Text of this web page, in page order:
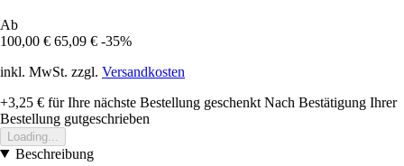
Ab
100,00 € 65,09 € -35%
inkl. MwSt. zzgl. Versandkosten
+3,25 € für Ihre nächste Bestellung geschenkt Nach Bestätigung Ihrer
Bestellung gutgeschrieben
Loading...
Beschreibung